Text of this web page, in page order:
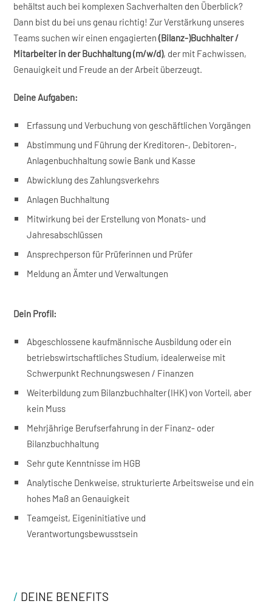
behältst auch bei komplexen Sachverhalten den Überblick?
Dann bist du bei uns genau richtig! Zur Verstärkung unseres
Teams suchen wir einen engagierten(Bilanz-)Buchhalter /
Mitarbeiter in der Buchhaltung (m/w/d), der mit Fachwissen,
Genauigkeit und Freude an der Arbeit überzeugt.
Deine Aufgaben:
Erfassung und Verbuchung von geschäftlichen Vorgängen
Abstimmung und Führung der Kreditoren-, Debitoren-,
Anlagenbuchhaltung sowie Bank und Kasse
Abwicklung des Zahlungsverkehrs
Anlagen Buchhaltung
Mitwirkung bei der Erstellung von Monats- und
Jahresabschlüssen
Ansprechperson für Prüferinnen und Prüfer
Meldung an Ämter und Verwaltungen
Dein Profil:
Abgeschlossene kaufmännische Ausbildung oder ein
betriebswirtschaftliches Studium, idealerweise mit
Schwerpunkt Rechnungswesen / Finanzen
Weiterbildung zum Bilanzbuchhalter (IHK) von Vorteil, aber
kein Muss
Mehrjährige Berufserfahrung in der Finanz- oder
Bilanzbuchhaltung
Sehr gute Kenntnisse im HGB
Analytische Denkweise, strukturierte Arbeitsweise und ein
hohes Maß an Genauigkeit
Teamgeist, Eigeninitiative und
Verantwortungsbewusstsein
/ DEINE BENEFITS